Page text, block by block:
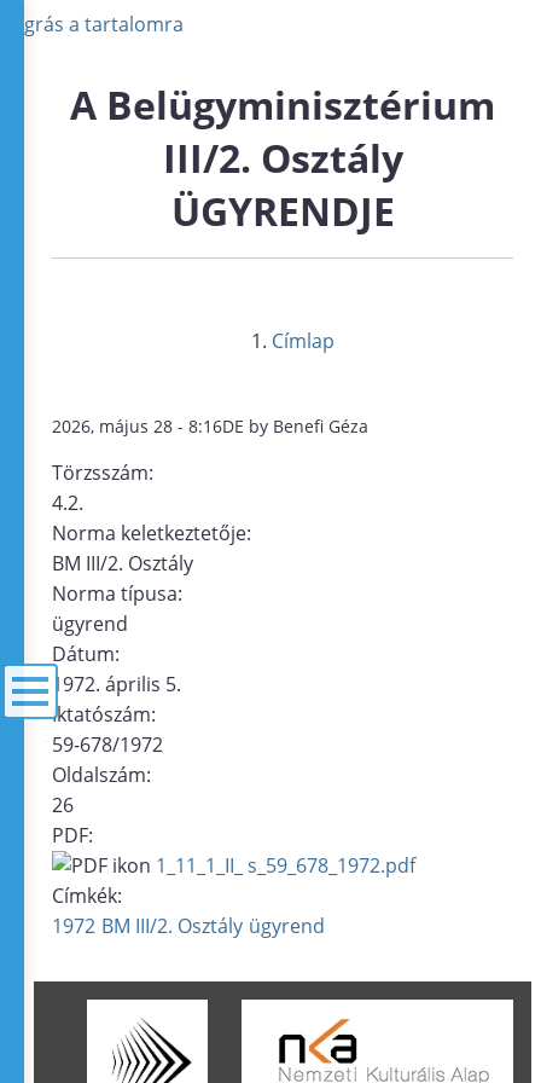
Ugrás a tartalomra
A Belügyminisztérium
III/2. Osztály
ÜGYRENDJE
Címlap
2026, május 28 - 8:16DE by Benefi Géza
Törzsszám:
4.2.
Norma keletkeztetője:
BM III/2. Osztály
Norma típusa:
ügyrend
Dátum:
1972. április 5.
Iktatószám:
59-678/1972
Oldalszám:
26
PDF:
1_11_1_II_ s_59_678_1972.pdf
Címkék:
1972 BM III/2. Osztály ügyrend